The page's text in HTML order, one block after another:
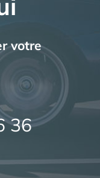
votre
36